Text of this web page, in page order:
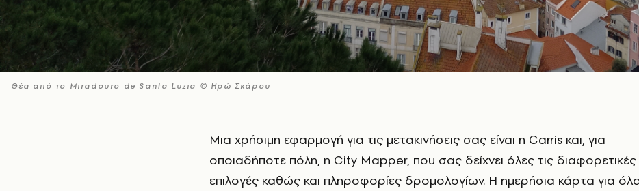
Θέα από το Miradouro de Santa Luzia © Ηρώ Σκάρου
Μια χρήσιμη εφαρμογή για τις μετακινήσεις σας είναι η Carris και, για
οποιαδήποτε πόλη, η City Mapper, που σας δείχνει όλες τις διαφορετικές
επιλογές καθώς και πληροφορίες δρομολογίων. Η ημερήσια κάρτα για